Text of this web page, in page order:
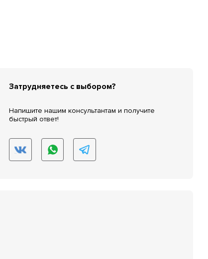
Затрудняетесь с выбором?
Напишите нашим консультантам и получите
быстрый ответ!